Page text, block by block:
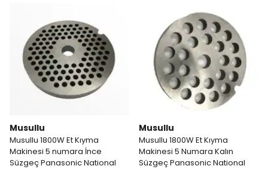
Musullu
Musullu 1800W Et Kıyma
Makinesi 5 numara İnce
Süzgeç Panasonic National
Musullu
Musullu 1800W Et Kıyma
Makinesi 5 Numara Kalın
Süzgeç Panasonic National